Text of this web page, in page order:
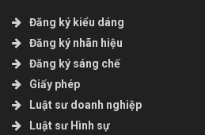
Đăng ký kiểu dáng
Đăng ký nhãn hiệu
Đăng ký sáng chế
Giấy phép
Luật sư doanh nghiệp
Luật sư Hình sự